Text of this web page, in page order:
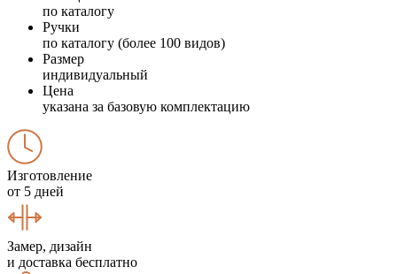
по каталогу
Ручки
по каталогу (более 100 видов)
Размер
индивидуальный
Цена
указана за базовую комплектацию
Изготовление
от 5 дней
Замер, дизайн
и доставка бесплатно